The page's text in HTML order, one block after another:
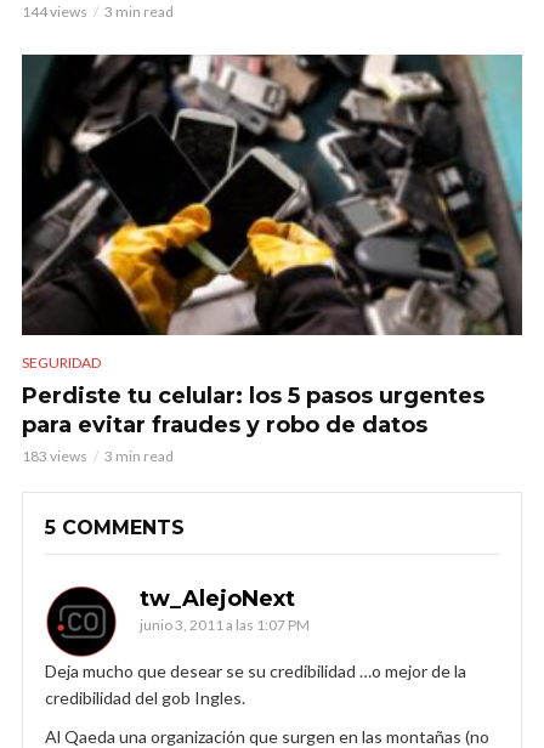
144 views 3 min read
SEGURIDAD
Perdiste tu celular: los 5 pasos urgentes
para evitar fraudes y robo de datos
183 views 3 min read
5 COMMENTS
tw_AlejoNext
junio 3, 2011 a las 1:07 PM
Deja mucho que desear se su credibilidad …o mejor de la
credibilidad del gob Ingles.
Al Qaeda una organización que surgen en las montañas (no